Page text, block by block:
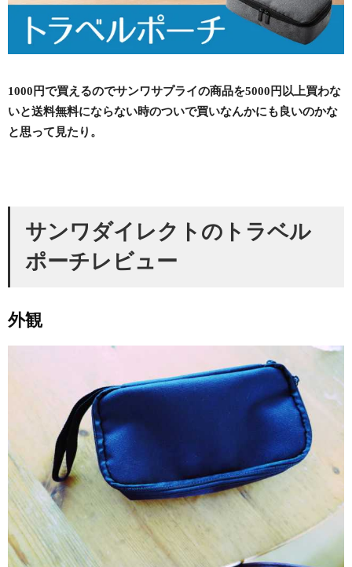
1000円で買えるのでサンワサプライの商品を5000円以上買わな
いと送料無料にならない時のついで買いなんかにも良いのかな
と思って見たり。
サンワダイレクトのトラベル
ポーチレビュー
外観